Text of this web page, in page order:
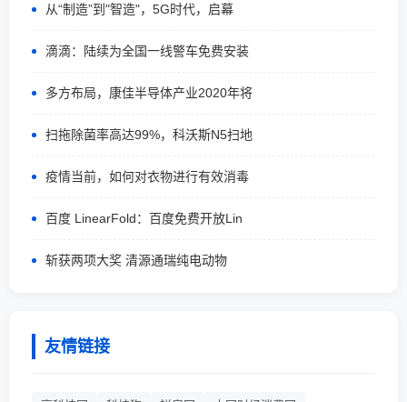
从“制造”到"智造"，5G时代，启幕
滴滴：陆续为全国一线警车免费安装
多方布局，康佳半导体产业2020年将
扫拖除菌率高达99%，科沃斯N5扫地
疫情当前，如何对衣物进行有效消毒
百度 LinearFold：百度免费开放Lin
斩获两项大奖 清源通瑞纯电动物
友情链接